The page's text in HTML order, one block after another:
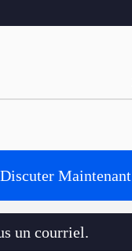
Discuter Maintenant
un courriel.